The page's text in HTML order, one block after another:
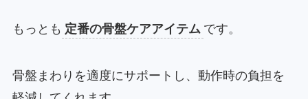
もっとも 定番の骨盤ケアアイテム です。
骨盤まわりを適度にサポートし、動作時の負担を